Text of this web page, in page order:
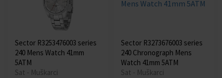
Sector R3253476003 series
240 Mens Watch 41mm
5ATM
Sat - Muškarci
Sector R3273676003 series
240 Chronograph Mens
Watch 41mm 5ATM
Sat - Muškarci